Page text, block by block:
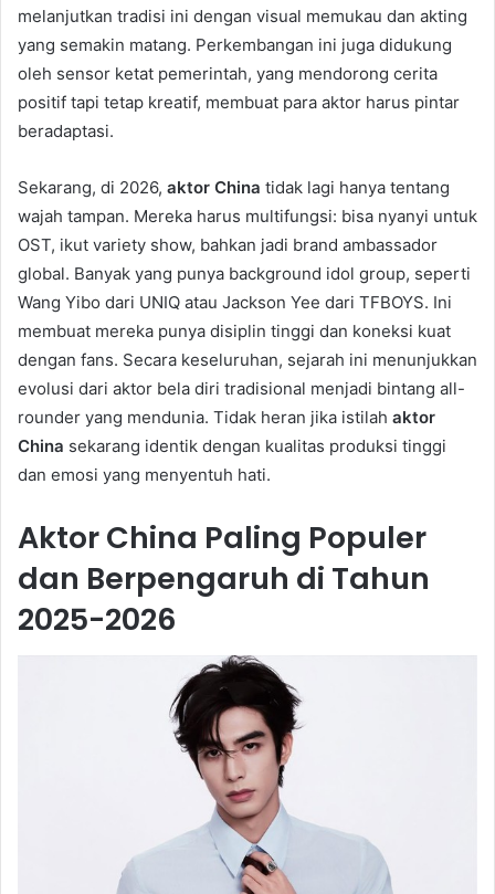
melanjutkan tradisi ini dengan visual memukau dan akting
yang semakin matang. Perkembangan ini juga didukung
oleh sensor ketat pemerintah, yang mendorong cerita
positif tapi tetap kreatif, membuat para aktor harus pintar
beradaptasi.
Sekarang, di 2026, aktor China tidak lagi hanya tentang
wajah tampan. Mereka harus multifungsi: bisa nyanyi untuk
OST, ikut variety show, bahkan jadi brand ambassador
global. Banyak yang punya background idol group, seperti
Wang Yibo dari UNIQ atau Jackson Yee dari TFBOYS. Ini
membuat mereka punya disiplin tinggi dan koneksi kuat
dengan fans. Secara keseluruhan, sejarah ini menunjukkan
evolusi dari aktor bela diri tradisional menjadi bintang all-
rounder yang mendunia. Tidak heran jika istilah aktor
China sekarang identik dengan kualitas produksi tinggi
dan emosi yang menyentuh hati.
Aktor China Paling Populer
dan Berpengaruh di Tahun
2025-2026